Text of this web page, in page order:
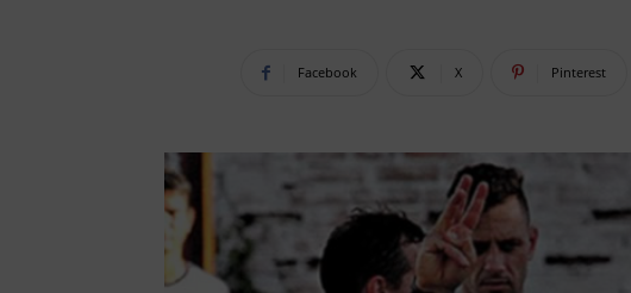
Facebook X Pinterest